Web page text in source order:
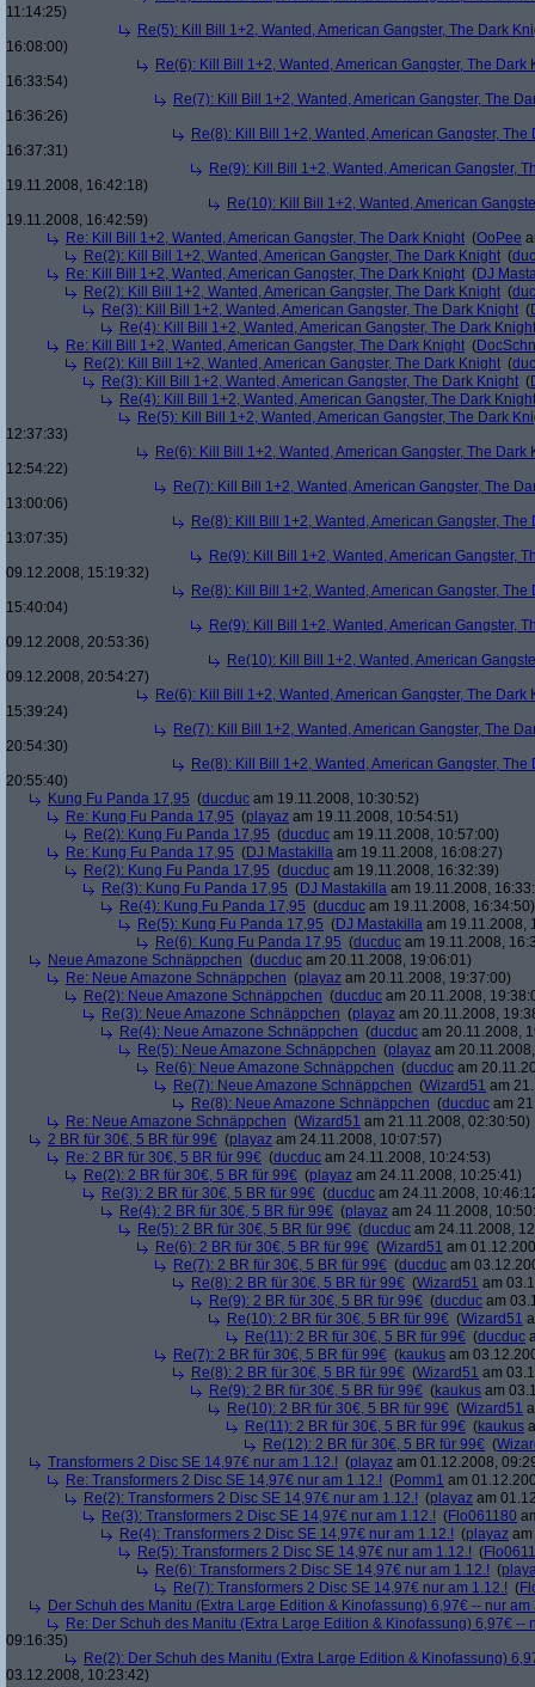
11:14:25)
Re(5): Kill Bill 1+2, Wanted, American Gangster, The Dark
16:08:00)
Re(6): Kill Bill 1+2, Wanted, American Gangster, The Dark
16:33:54)
Re(7): Kill Bill 1+2, Wanted, American Gangster, The
16:36:26)
Re(8): Kill Bill 1+2, Wanted, American Gangster, The
16:37:31)
Re(9): Kill Bill 1+2, Wanted, American Gangster,
19.11.2008, 16:42:18)
Re(10): Kill Bill 1+2, Wanted, American
19.11.2008, 16:42:59)
Re: Kill Bill 1+2, Wanted, American Gangster, The Dark Knight (OoPee
Re(2): Kill Bill 1+2, Wanted, American Gangster, The Dark Knight (
Re: Kill Bill 1+2, Wanted, American Gangster, The Dark Knight (DJ
Re(2): Kill Bill 1+2, Wanted, American Gangster, The Dark Knight (
Re(3): Kill Bill 1+2, Wanted, American Gangster, The Dark Knight (
Re(4): Kill Bill 1+2, Wanted, American Gangster, The Dark Knight
Re: Kill Bill 1+2, Wanted, American Gangster, The Dark Knight (
Re(2): Kill Bill 1+2, Wanted, American Gangster, The Dark Knight (
Re(3): Kill Bill 1+2, Wanted, American Gangster, The Dark Knight (
Re(4): Kill Bill 1+2, Wanted, American Gangster, The Dark Knight
Re(5): Kill Bill 1+2, Wanted, American Gangster, The Dark
12:37:33)
Re(6): Kill Bill 1+2, Wanted, American Gangster, The Dark
12:54:22)
Re(7): Kill Bill 1+2, Wanted, American Gangster, The
13:00:06)
Re(8): Kill Bill 1+2, Wanted, American Gangster, The
13:07:35)
Re(9): Kill Bill 1+2, Wanted, American Gangster,
09.12.2008, 15:19:32)
Re(8): Kill Bill 1+2, Wanted, American Gangster, The
15:40:04)
Re(9): Kill Bill 1+2, Wanted, American Gangster,
09.12.2008, 20:53:36)
Re(10): Kill Bill 1+2, Wanted, American
09.12.2008, 20:54:27)
Re(6): Kill Bill 1+2, Wanted, American Gangster, The Dark
15:39:24)
Re(7): Kill Bill 1+2, Wanted, American Gangster, The
20:54:30)
Re(8): Kill Bill 1+2, Wanted, American Gangster, The
20:55:40)
Kung Fu Panda 17,95 (ducduc am 19.11.2008, 10:30:52)
Re: Kung Fu Panda 17,95 (playaz am 19.11.2008, 10:54:51)
Re(2): Kung Fu Panda 17,95 (ducduc am 19.11.2008, 10:57:00)
Re: Kung Fu Panda 17,95 (DJ Mastakilla am 19.11.2008, 16:08:27)
Re(2): Kung Fu Panda 17,95 (ducduc am 19.11.2008, 16:32:39)
Re(3): Kung Fu Panda 17,95 (DJ Mastakilla am 19.11.2008,
Re(4): Kung Fu Panda 17,95 (ducduc am 19.11.2008, 16:34:50)
Re(5): Kung Fu Panda 17,95 (DJ Mastakilla am 19.11.2008,
Re(6): Kung Fu Panda 17,95 (ducduc am 19.11.2008,
Neue Amazone Schnäppchen (ducduc am 20.11.2008, 19:06:01)
Re: Neue Amazone Schnäppchen (playaz am 20.11.2008, 19:37:00)
Re(2): Neue Amazone Schnäppchen (ducduc am 20.11.2008,
Re(3): Neue Amazone Schnäppchen (playaz am 20.11.2008,
Re(4): Neue Amazone Schnäppchen (ducduc am 20.11.2008,
Re(5): Neue Amazone Schnäppchen (playaz am
Re(6): Neue Amazone Schnäppchen (ducduc am
Re(7): Neue Amazone Schnäppchen (Wizard51 am
Re(8): Neue Amazone Schnäppchen (ducduc am
Re: Neue Amazone Schnäppchen (Wizard51 am 21.11.2008, 02:30:50)
2 BR für 30€, 5 BR für 99€ (playaz am 24.11.2008, 10:07:57)
Re: 2 BR für 30€, 5 BR für 99€ (ducduc am 24.11.2008, 10:24:53)
Re(2): 2 BR für 30€, 5 BR für 99€ (playaz am 24.11.2008, 10:25:41)
Re(3): 2 BR für 30€, 5 BR für 99€ (ducduc am 24.11.2008,
Re(4): 2 BR für 30€, 5 BR für 99€ (playaz am 24.11.2008,
Re(5): 2 BR für 30€, 5 BR für 99€ (ducduc am 24.11.2008,
Re(6): 2 BR für 30€, 5 BR für 99€ (Wizard51 am
Re(7): 2 BR für 30€, 5 BR für 99€ (ducduc am
Re(8): 2 BR für 30€, 5 BR für 99€ (Wizard51 am
Re(9): 2 BR für 30€, 5 BR für 99€ (ducduc am
Re(10): 2 BR für 30€, 5 BR für 99€ (Wizard51
Re(11): 2 BR für 30€, 5 BR für 99€ (ducduc
Re(7): 2 BR für 30€, 5 BR für 99€ (kaukus am
Re(8): 2 BR für 30€, 5 BR für 99€ (Wizard51 am
Re(9): 2 BR für 30€, 5 BR für 99€ (kaukus am
Re(10): 2 BR für 30€, 5 BR für 99€ (Wizard51
Re(11): 2 BR für 30€, 5 BR für 99€ (kaukus
Re(12): 2 BR für 30€, 5 BR für 99€ (
Transformers 2 Disc SE 14,97€ nur am 1.12.! (playaz am 01.12.2008,
Re: Transformers 2 Disc SE 14,97€ nur am 1.12.! (Pomm1 am
Re(2): Transformers 2 Disc SE 14,97€ nur am 1.12.! (playaz am
Re(3): Transformers 2 Disc SE 14,97€ nur am 1.12.! (Flo061180
Re(4): Transformers 2 Disc SE 14,97€ nur am 1.12.! (playaz
Re(5): Transformers 2 Disc SE 14,97€ nur am 1.12.! (
Re(6): Transformers 2 Disc SE 14,97€ nur am 1.12.! (
Re(7): Transformers 2 Disc SE 14,97€ nur am 1.12.! (
Der Schuh des Manitu (Extra Large Edition & Kinofassung) 6,97€ -- nur am
Re: Der Schuh des Manitu (Extra Large Edition & Kinofassung) 6,97€ --
09:16:35)
Re(2): Der Schuh des Manitu (Extra Large Edition & Kinofassung)
03.12.2008, 10:23:42)